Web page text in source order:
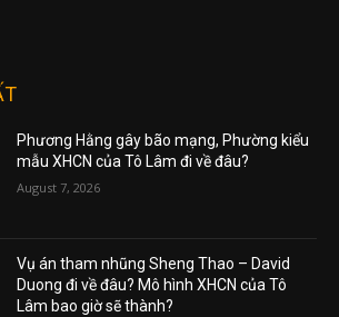
Phương Hằng gây bão mạng, Phường kiểu
mẫu XHCN của Tô Lâm đi về đâu?
August 7, 2026
Vụ án tham nhũng Sheng Thao – David
Duong đi về đâu? Mô hình XHCN của Tô
Lâm bao giờ sẽ thành?